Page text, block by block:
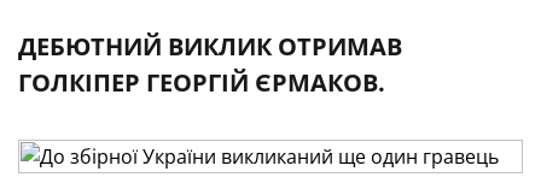
ДЕБЮТНИЙ ВИКЛИК ОТРИМАВ
ГОЛКІПЕР ГЕОРГІЙ ЄРМАКОВ.